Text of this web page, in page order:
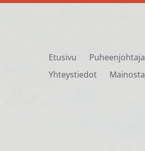
Etusivu
Yhteystiedot